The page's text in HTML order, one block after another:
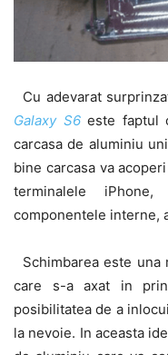
Cu adevarat
Galaxy S6este faptul
carcasa de aluminiu
bine carcasa va
terminalele
componentele interne,
Schimbarea este una
care s-a axat in
posibilitatea de a
la nevoie. In aceasta